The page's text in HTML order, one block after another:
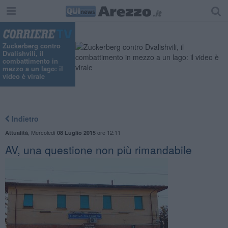
Zuckerberg contro
Dvalishvili, il
combattimento in
mezzo a un lago: il
video è virale
Indietro
Attualità Mercoledì 08 Luglio 2015ore 12:11
AV, una questione non più rimandabile